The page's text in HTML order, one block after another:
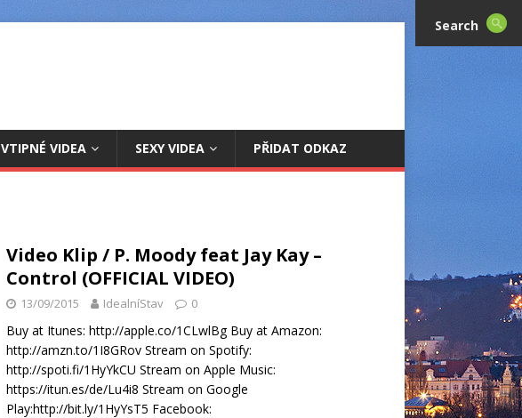
VTIPNÉ VIDEA SEXY VIDEA PŘIDAT ODKAZ
Video Klip / P. Moody feat Jay Kay –
Control (OFFICIAL VIDEO)
13/09/2015 IdealníStav 0
Buy at Itunes: http://apple.co/1CLwlBg Buy at Amazon:
http://amzn.to/1I8GRov Stream on Spotify:
http://spoti.fi/1HyYkCU Stream on Apple Music:
https://itun.es/de/Lu4i8 Stream on Google
Play:http://bit.ly/1HyYsT5 Facebook:
Search